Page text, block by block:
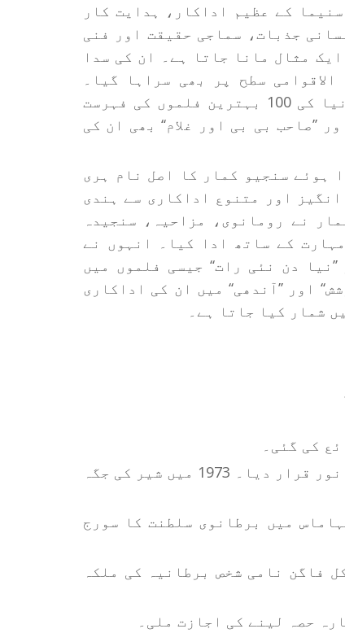
کے عظیم اداکار، ہدایت کار
جذبات، سماجی حقیقت اور فنی
مثال مانا جاتا ہے۔ ان کی سدا
الاقوامی سطح پر بھی سراہا گیا۔
باوقار ’ٹائم‘ میگزین نے ان دونوں فلموں کو دنیا کی 100 بہترین فلموں کی فہرست
’’صاحب بی بی اور غلام‘‘ بھی ان کی
پیدا ہوئے سنجیو کمار کا اصل نام ہری
اور متنوع اداکاری سے ہندی
نے رومانوی، مزاحیہ، سنجیدہ
کے ساتھ ادا کیا۔ انہوں نے
اور ’’نیا دن نئی رات‘‘ جیسی فلموں میں
اور ’’آندھی‘‘ میں ان کی اداکاری
شمار کیا جاتا ہے۔
1969 - وائلڈ لائف بورڈ نے شیر کو ملک کا قومی جانور قرار دیا۔ 1973 میں شیر کی جگہ
بہاماس میں برطانوی سلطنت کا سورج
فاگن نامی شخص برطانیہ کی ملکہ